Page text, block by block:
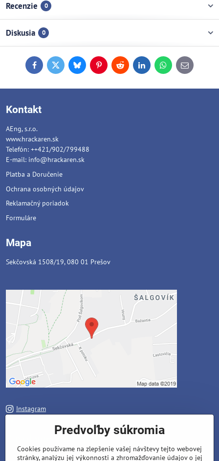
Recenzie 0
Diskusia 0
FacebookTwitterBlueskyPinterestReddit LinkedInWhatsApp
E-
mail
Kontakt
AEng, s.r.o.
www.hrackaren.sk
Telefón: ++421/902/799488
E-mail: info@hrackaren.sk
Platba a Doručenie
Ochrana osobných údajov
Reklamačný poriadok
Formuláre
Mapa
Sekčovská 1508/19, 080 01 Prešov
Instagram
Predvoľby súkromia
Cookies používame na zlepšenie vašej návštevy tejto webovej
stránky, analýzu jej výkonnosti a zhromažďovanie údajov o jej